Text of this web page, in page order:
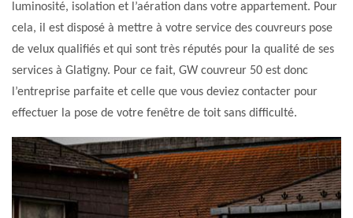
luminosité, isolation et l’aération dans votre appartement. Pour
cela, il est disposé à mettre à votre service des couvreurs pose
de velux qualifiés et qui sont très réputés pour la qualité de ses
services à Glatigny. Pour ce fait, GW couvreur 50 est donc
l’entreprise parfaite et celle que vous deviez contacter pour
effectuer la pose de votre fenêtre de toit sans difficulté.